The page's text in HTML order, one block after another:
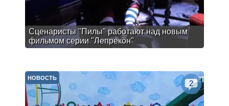
Сценаристы "Пилы" работают над новым
фильмом серии "Лепрекон"
НОВОСТЬ
2